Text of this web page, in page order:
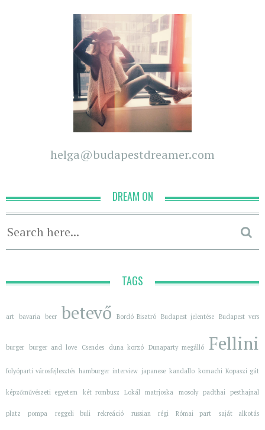
helga@budapestdreamer.com
DREAM ON
TAGS
art bavaria beer betevő Bordó Bisztró Budapest jelentése Budapest vers
burger burger and love Csendes duna korzó Dunaparty megálló Fellini
folyóparti városfejlesztés hamburger interview japanese kandallo komachi Kopaszi gát
képzőművészeti egyetem két rombusz Lokál matrjoska mosoly padthai pesthajnal
platz pompa reggeli buli rekreáció russian régi Római part saját alkotás